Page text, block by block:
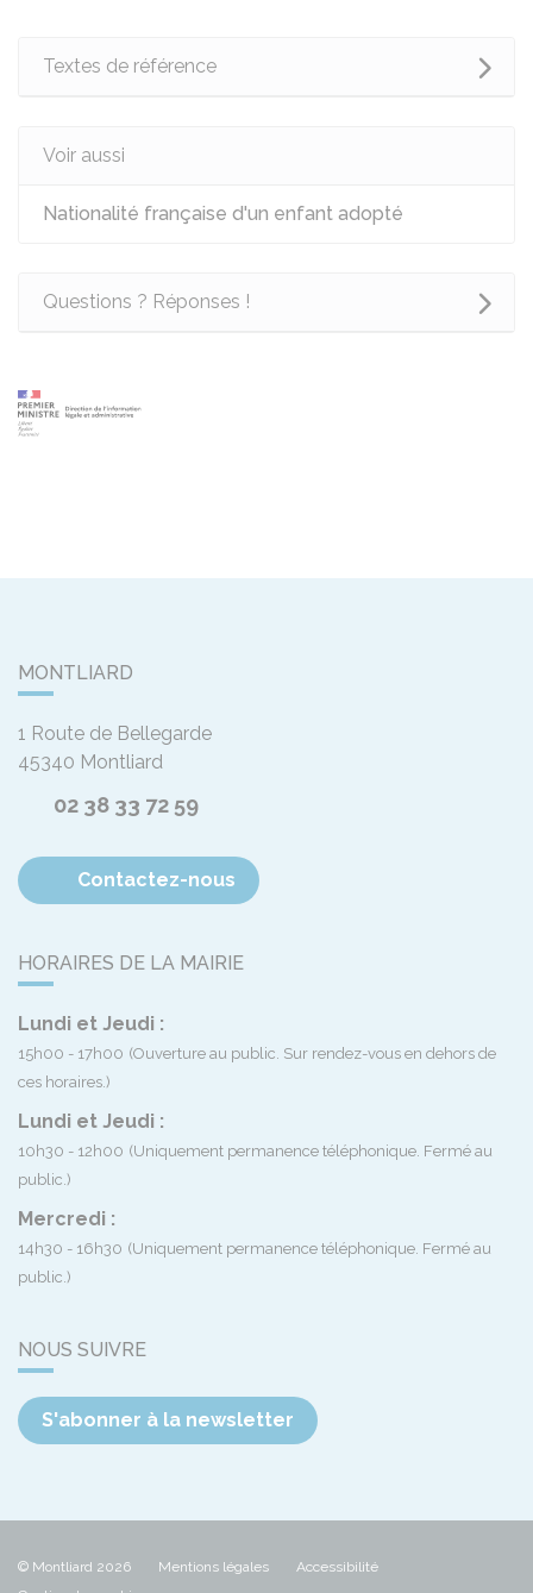
Textes de référence
Voir aussi
Nationalité française d'un enfant adopté
Questions ? Réponses !
MONTLIARD
1 Route de Bellegarde
45340 Montliard
02 38 33 72 59
Contactez-nous
HORAIRES DE LA MAIRIE
Lundi et Jeudi :
15h00 - 17h00 (Ouverture au public. Sur rendez-vous en dehors de
ces horaires.)
Lundi et Jeudi :
10h30 - 12h00 (Uniquement permanence téléphonique. Fermé au
public.)
Mercredi :
14h30 - 16h30 (Uniquement permanence téléphonique. Fermé au
public.)
NOUS SUIVRE
S'abonner à la newsletter
© Montliard 2026 Mentions légales
Accessibilité